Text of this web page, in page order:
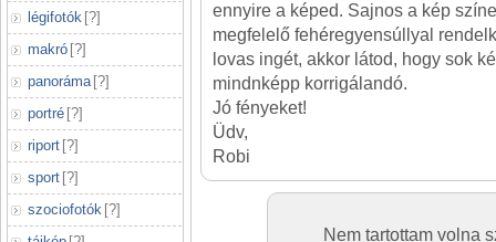
légifotók [?]
makró [?]
panoráma [?]
portré [?]
riport [?]
sport [?]
szociofotók [?]
ennyire a képed. Sajnos a kép
megfelelő fehéregyensúllyal
lovas ingét, akkor látod, hogy sok
mindnképp korrigálandó.
Jó fényeket!
Üdv,
Robi
Nem tartottam volna